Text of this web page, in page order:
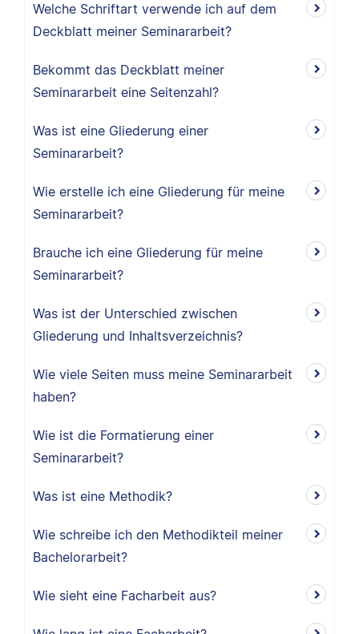
Welche Schriftart verwende ich auf dem
Deckblatt meiner Seminararbeit?
Bekommt das Deckblatt meiner
Seminararbeit eine Seitenzahl?
Was ist eine Gliederung einer
Seminararbeit?
Wie erstelle ich eine Gliederung für meine
Seminararbeit?
Brauche ich eine Gliederung für meine
Seminararbeit?
Was ist der Unterschied zwischen
Gliederung und Inhaltsverzeichnis?
Wie viele Seiten muss meine Seminararbeit
haben?
Wie ist die Formatierung einer
Seminararbeit?
Was ist eine Methodik?
Wie schreibe ich den Methodikteil meiner
Bachelorarbeit?
Wie sieht eine Facharbeit aus?